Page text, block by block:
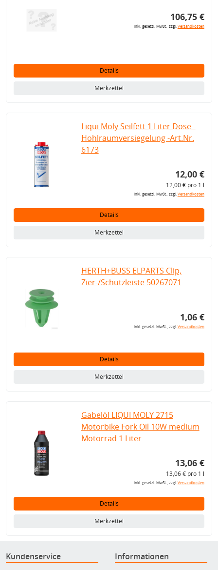
106,75 €
inkl. gesetzl. MwSt., zzgl.Versandkosten
Details
Merkzettel
Liqui Moly Seilfett 1 Liter Dose -
Hohlraumversiegelung -Art.Nr.
6173
12,00 €
12,00 € pro 1 l
inkl. gesetzl. MwSt., zzgl.Versandkosten
Details
Merkzettel
HERTH+BUSS ELPARTS Clip,
Zier-/Schutzleiste 50267071
1,06 €
inkl. gesetzl. MwSt., zzgl.Versandkosten
Details
Merkzettel
Gabelöl LIQUI MOLY 2715
Motorbike Fork Oil 10W medium
Motorrad 1 Liter
13,06 €
13,06 € pro 1 l
inkl. gesetzl. MwSt., zzgl.Versandkosten
Details
Merkzettel
Kundenservice Informationen